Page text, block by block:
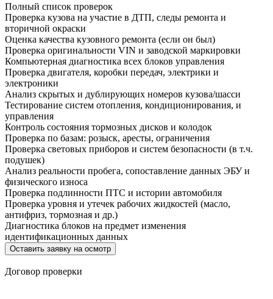
Полный список проверок
Проверка кузова на участие в ДТП, следы ремонта и
вторичной окраски
Оценка качества кузовного ремонта (если он был)
Проверка оригинальности VIN и заводской маркировки
Компьютерная диагностика всех блоков управления
Проверка двигателя, коробки передач, электрики и
электроники
Анализ скрытых и дублирующих номеров кузова/шасси
Тестирование систем отопления, кондиционирования, и
управления
Контроль состояния тормозных дисков и колодок
Проверка по базам: розыск, аресты, ограничения
Проверка световых приборов и систем безопасности (в т.ч.
подушек)
Анализ реальности пробега, сопоставление данных ЭБУ и
физического износа
Проверка подлинности ПТС и истории автомобиля
Проверка уровня и утечек рабочих жидкостей (масло,
антифриз, тормозная и др.)
Диагностика блоков на предмет изменения
идентификационных данных
Оставить заявку на осмотр
Договор проверки